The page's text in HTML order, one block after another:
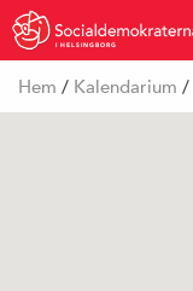
I HELSINGBORG
Hem / Kalendarium /